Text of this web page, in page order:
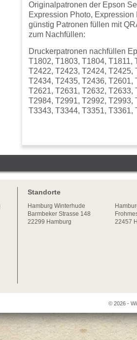
Originalpatronen der Epson
Expression Photo,
günstig Patronen füllen mit
zum Nachfüllen:
Druckerpatronen nachfüllen
T1802, T1803, T1804, T1811,
T2422, T2423, T2424, T2425,
T2434, T2435, T2436, T2601,
T2621, T2631, T2632, T2633,
T2984, T2991, T2992, T2993,
T3343, T3344, T3351, T3361,
Standorte
Hamburg Winterhude
Barmbeker Strasse 148
22299 Hamburg
22457
© 2026 -